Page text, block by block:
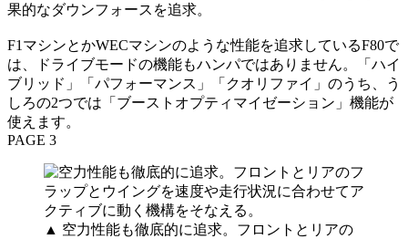
果的なダウンフォースを追求。
F1マシンとかWECマシンのような性能を追求しているF80で
は、ドライブモードの機能もハンパではありません。「ハイ
ブリッド」「パフォーマンス」「クオリファイ」のうち、う
しろの2つでは「ブーストオプティマイゼーション」機能が
使えます。
PAGE 3
▲ 空力性能も徹底的に追求。フロントとリアの